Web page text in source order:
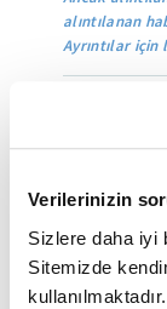
Verilerinizin
Sizlere daha iyi
Sitemizde
alıntılanan
Ayrıntılar
İLGİNİZİ